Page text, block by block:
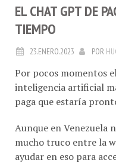
EL CHAT GPT DE
TIEMPO
23.ENERO.2023 POR
Por pocos momentos
inteligencia artificial
paga que estaría
Aunque en Venezuela
mucho truco entre la
ayudar en eso para